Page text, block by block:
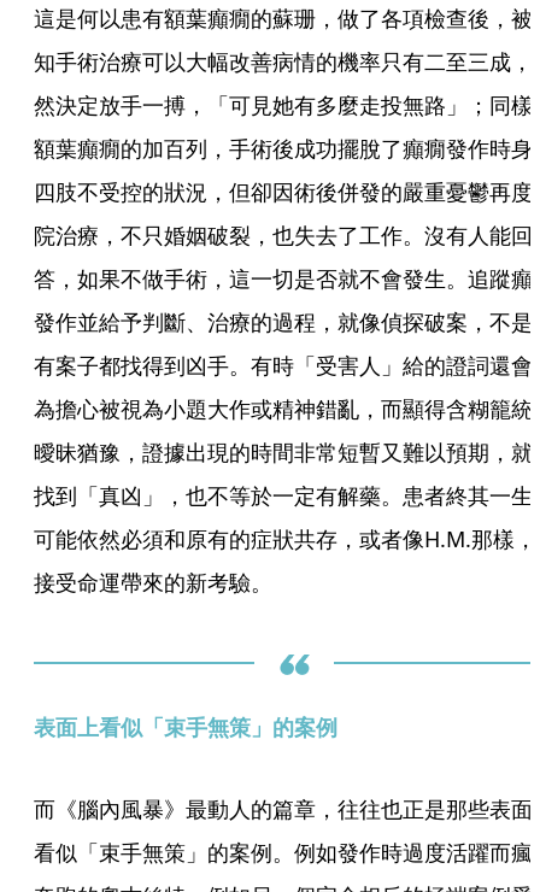
這是何以患有額葉癲癇的蘇珊，做了各項檢查後，被
知手術治療可以大幅改善病情的機率只有二至三成，
然決定放手一搏，「可見她有多麼走投無路」；同樣
額葉癲癇的加百列，手術後成功擺脫了癲癇發作時身
四肢不受控的狀況，但卻因術後併發的嚴重憂鬱再度
院治療，不只婚姻破裂，也失去了工作。沒有人能回
答，如果不做手術，這一切是否就不會發生。追蹤癲
發作並給予判斷、治療的過程，就像偵探破案，不是
有案子都找得到凶手。有時「受害人」給的證詞還會
為擔心被視為小題大作或精神錯亂，而顯得含糊籠統
曖昧猶豫，證據出現的時間非常短暫又難以預期，就
找到「真凶」，也不等於一定有解藥。患者終其一生
可能依然必須和原有的症狀共存，或者像H.M.那樣，
接受命運帶來的新考驗。
表面上看似「束手無策」的案例
而《腦內風暴》最動人的篇章，往往也正是那些表面
看似「束手無策」的案例。例如發作時過度活躍而瘋